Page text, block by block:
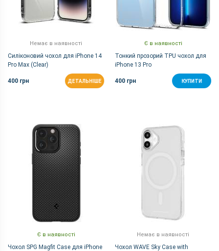
Немає в наявності
Силіконовий чохол для iPhone 14
Pro Max (Clear)
400 грн ДЕТАЛЬНІШЕ
Є в наявності
Тонкий прозорий TPU чохол для
iPhone 13 Pro
400 грн КУПИТИ
Є в наявності
Чохол SPG Magfit Case для iPhone
Немає в наявності
Чохол WAVE Sky Case with